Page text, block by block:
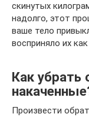
скинутых
надолго, этот
ваше тело
восприняло их
Как убрать
Произвести